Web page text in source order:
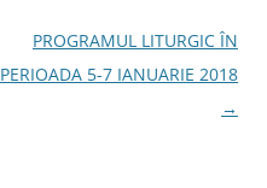
PROGRAMUL LITURGIC ÎN
PERIOADA 5-7 IANUARIE 2018
→